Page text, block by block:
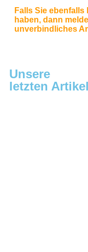
Falls Sie ebenfalls
haben, dann
unverbindliches
Unsere
letzten Artikel